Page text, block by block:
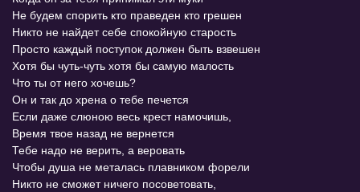
Не будем спорить кто праведен кто грешен
Никто не найдет себе спокойную старость
Просто каждый поступок должен быть взвешен
Хотя бы чуть-чуть хотя бы самую малость
Что ты от него хочешь?
Он и так до хрена о тебе печется
Если даже слюною весь крест намочишь,
Время твое назад не вернется
Тебе надо не верить, а веровать
Чтобы душа не металась плавником форели
Никто не сможет ничего посоветовать,